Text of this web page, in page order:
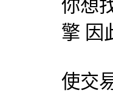
你想
擎 因
使交